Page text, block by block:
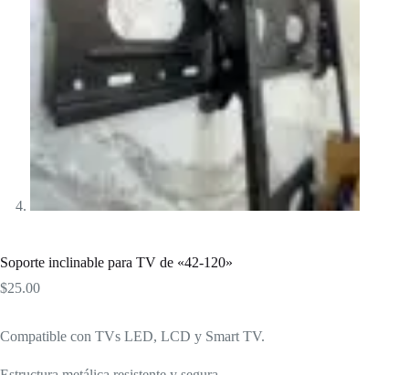
Soporte inclinable para TV de «42-120»
$25.00
Compatible con TVs LED, LCD y Smart TV.